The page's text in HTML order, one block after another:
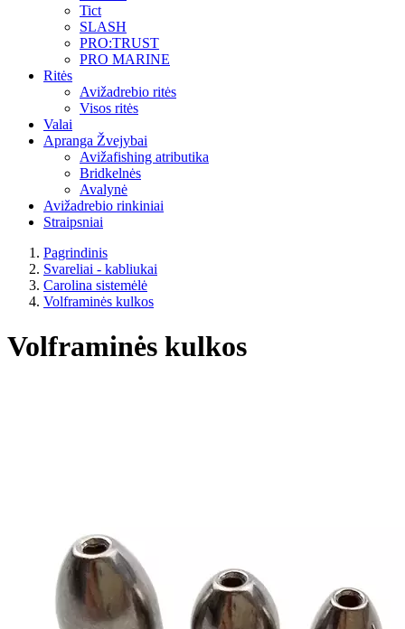
Tict
SLASH
PRO:TRUST
PRO MARINE
Ritės
Avižadrebio ritės
Visos ritės
Valai
Apranga Žvejybai
Avižafishing atributika
Bridkelnės
Avalynė
Avižadrebio rinkiniai
Straipsniai
Pagrindinis
Svareliai - kabliukai
Carolina sistemėlė
Volframinės kulkos
Volframinės kulkos